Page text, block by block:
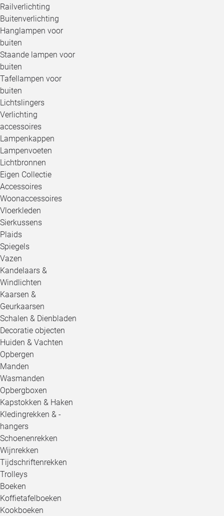
Railverlichting
Buitenverlichting
Hanglampen voor
buiten
Staande lampen voor
buiten
Tafellampen voor
buiten
Lichtslingers
Verlichting
accessoires
Lampenkappen
Lampenvoeten
Lichtbronnen
Eigen Collectie
Accessoires
Woonaccessoires
Vloerkleden
Sierkussens
Plaids
Spiegels
Vazen
Kandelaars &
Windlichten
Kaarsen &
Geurkaarsen
Schalen & Dienbladen
Decoratie objecten
Huiden & Vachten
Opbergen
Manden
Wasmanden
Opbergboxen
Kapstokken & Haken
Kledingrekken & -
hangers
Schoenenrekken
Wijnrekken
Tijdschriftenrekken
Trolleys
Boeken
Koffietafelboeken
Kookboeken